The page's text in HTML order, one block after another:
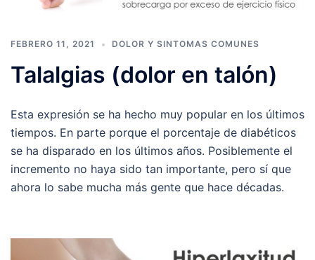
FEBRERO 11, 2021 DOLOR Y SINTOMAS COMUNES
Talalgias (dolor en talón)
Esta expresión se ha hecho muy popular en los últimos
tiempos. En parte porque el porcentaje de diabéticos
se ha disparado en los últimos años. Posiblemente el
incremento no haya sido tan importante, pero sí que
ahora lo sabe mucha más gente que hace décadas.